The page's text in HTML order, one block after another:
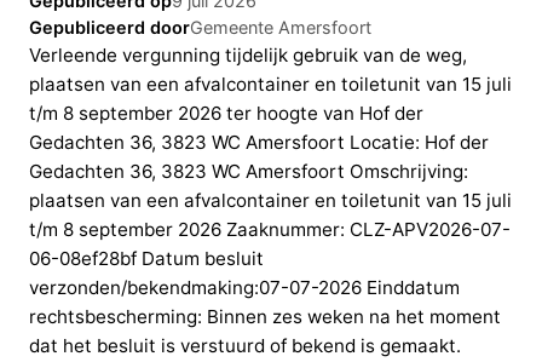
Gepubliceerd doorGemeente Amersfoort
Verleende vergunning tijdelijk gebruik van de weg,
plaatsen van een afvalcontainer en toiletunit van 15 juli
t/m 8 september 2026 ter hoogte van Hof der
Gedachten 36, 3823 WC Amersfoort Locatie: Hof der
Gedachten 36, 3823 WC Amersfoort Omschrijving:
plaatsen van een afvalcontainer en toiletunit van 15 juli
t/m 8 september 2026 Zaaknummer: CLZ-APV2026-07-
06-08ef28bf Datum besluit
verzonden/bekendmaking:07-07-2026 Einddatum
rechtsbescherming: Binnen zes weken na het moment
dat het besluit is verstuurd of bekend is gemaakt.